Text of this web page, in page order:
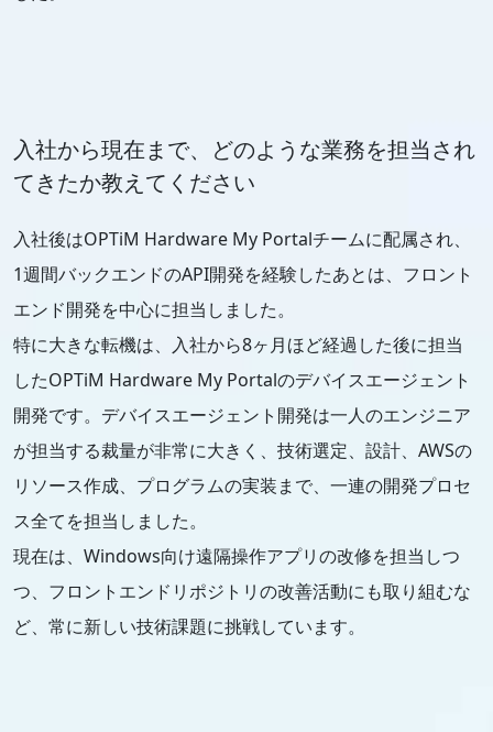
入社から現在まで、どのような業務を担当され
てきたか教えてください
入社後はOPTiM Hardware My Portalチームに配属され、
1週間バックエンドのAPI開発を経験したあとは、フロント
エンド開発を中心に担当しました。
特に大きな転機は、入社から8ヶ月ほど経過した後に担当
したOPTiM Hardware My Portalのデバイスエージェント
開発です。デバイスエージェント開発は一人のエンジニア
が担当する裁量が非常に大きく、技術選定、設計、AWSの
リソース作成、プログラムの実装まで、一連の開発プロセ
ス全てを担当しました。
現在は、Windows向け遠隔操作アプリの改修を担当しつ
つ、フロントエンドリポジトリの改善活動にも取り組むな
ど、常に新しい技術課題に挑戦しています。